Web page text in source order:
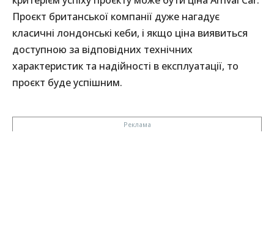
Проєкт британської компанії дуже нагадує
класичні лондонські кеби, і якщо ціна виявиться
доступною за відповідних технічних
характеристик та надійності в експлуатації, то
проєкт буде успішним.